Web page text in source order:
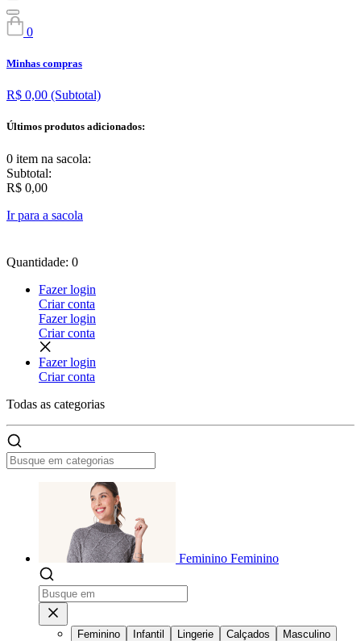
0
Minhas compras
R$ 0,00 (Subtotal)
Últimos produtos adicionados:
0 item na sacola:
Subtotal:
R$ 0,00
Ir para a sacola
Quantidade: 0
Fazer login
Criar conta
Fazer login
Criar conta
Fazer login
Criar conta
Todas as categorias
Feminino Feminino
Feminino Infantil Lingerie Calçados
Masculino